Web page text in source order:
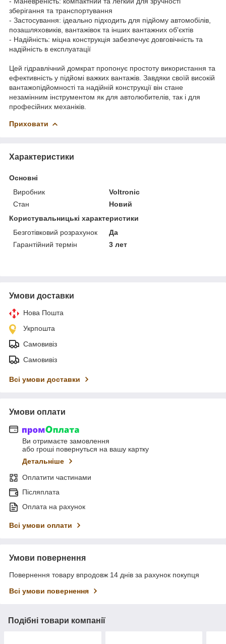
зберігання та транспортування
- Застосування: ідеально підходить для підйому автомобілів,
позашляховиків, вантажівок та інших вантажних об'єктів
- Надійність: міцна конструкція забезпечує довговічність та
надійність в експлуатації
Цей гідравлічний домкрат пропонує простоту використання та
ефективність у підйомі важких вантажів. Завдяки своїй високій
вантажопідйомності та надійній конструкції він стане
незамінним інструментом як для автолюбителів, так і для
професійних механіків.
Приховати
Характеристики
Основні
Виробник
Voltronic
Стан
Новий
Користувальницькі характеристики
Безготівковий розрахунок
Да
Гарантійний термін
3 лет
Умови доставки
Нова Пошта
Укрпошта
Самовивіз
Самовивіз
Всі умови доставки
Умови оплати
Ви отримаєте замовлення
або гроші повернуться на вашу картку
Детальніше
Оплатити частинами
Післяплата
Оплата на рахунок
Всі умови оплати
Умови повернення
Повернення товару впродовж 14 днів за рахунок покупця
Всі умови повернення
Подібні товари компанії